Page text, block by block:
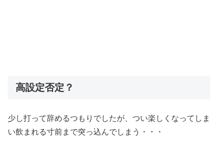
高設定否定？
少し打って辞めるつもりでしたが、つい楽しくなってしま
い飲まれる寸前まで突っ込んでしまう・・・